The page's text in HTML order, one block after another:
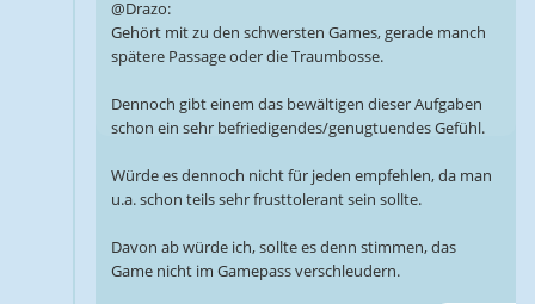
@Drazo:
Gehört mit zu den schwersten Games, gerade manch
spätere Passage oder die Traumbosse.
Dennoch gibt einem das bewältigen dieser Aufgaben
schon ein sehr befriedigendes/genugtuendes Gefühl.
Würde es dennoch nicht für jeden empfehlen, da man
u.a. schon teils sehr frusttolerant sein sollte.
Davon ab würde ich, sollte es denn stimmen, das
Game nicht im Gamepass verschleudern.